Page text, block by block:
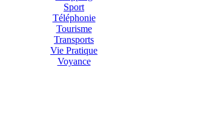
Sport
Téléphonie
Tourisme
Transports
Vie Pratique
Voyance